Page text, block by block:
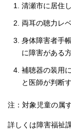
清瀬市に居住
両耳の聴力レ
身体障害者手
に障害がある
補聴器の装用
と医師が判断
注：対象児童の属
詳しくは障害福祉